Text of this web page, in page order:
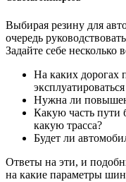
Выбирая резину для
очередь
Задайте себе несколько
На каких дорогах
Нужна ли
Какую часть пути
какую трасса?
Будет ли
Ответы на эти, и
на какие параметры